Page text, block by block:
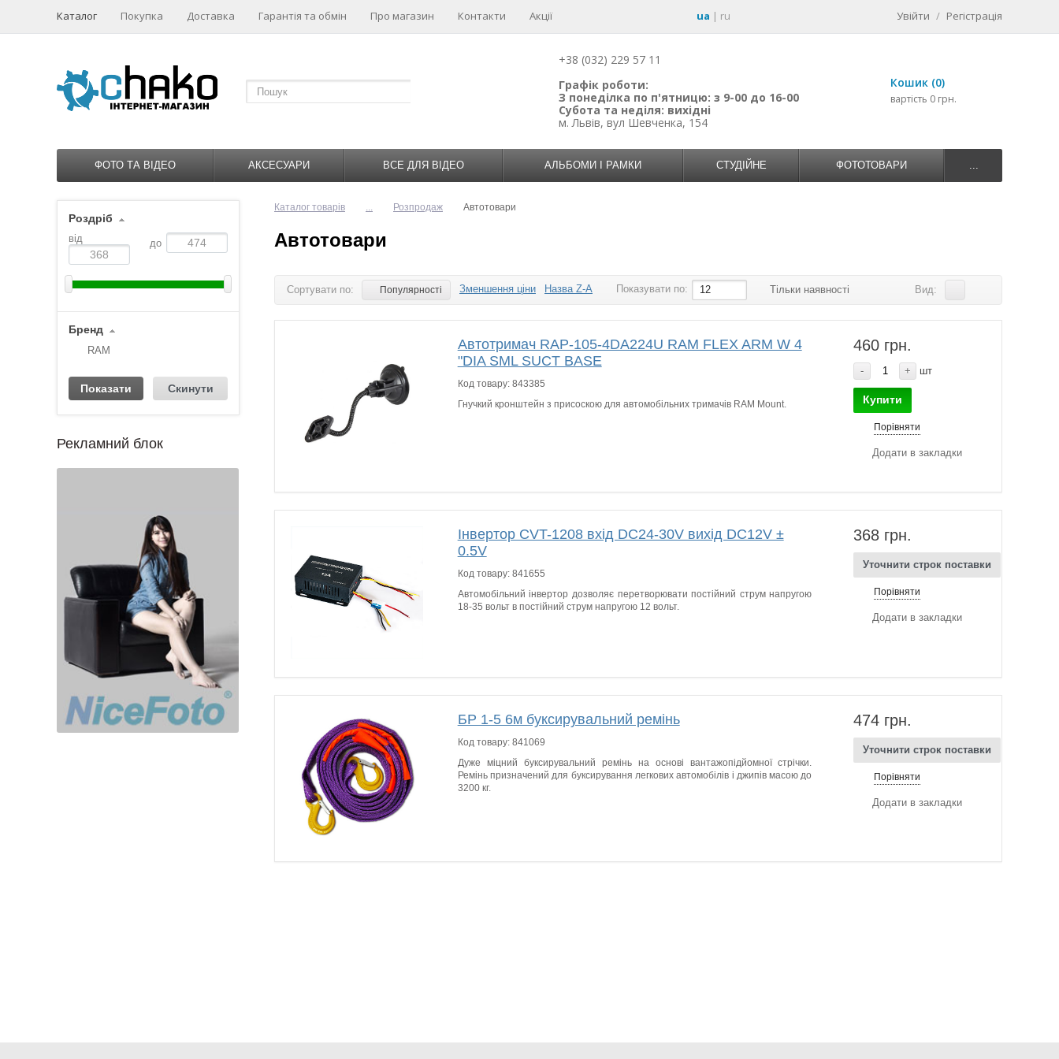
Каталог Покупка Доставка Гарантія та обмін Про магазин Контакти Акції ua | ru Увійти / Регістрація
+38 (032) 229 57 11
Графік роботи:
З понеділка по п'ятницю: з 9-00 до 16-00
Субота та неділя: вихідні
м. Львів, вул Шевченка, 154
Кошик (0)
вартість 0 грн.
ФОТО ТА ВІДЕО АКСЕСУАРИ ВСЕ ДЛЯ ВІДЕО АЛЬБОМИ І РАМКИ СТУДІЙНЕ ФОТОТОВАРИ ...
Роздріб
від до
Бренд
RAM
1 2 3 4
Рекламний блок
Каталог товарів ... Розпродаж Автотовари
Автотовари
Сортувати по: Популярності Зменшення ціни Назва Z-A Показувати по: 12 Тільки наявності Вид:
Автотримач RAP-105-4DA224U RAM FLEX ARM W 4
"DIA SML SUCT BASE
Код товару: 843385
Гнучкий кронштейн з присоскою для автомобільних тримачів RAM Mount.
460 грн.
- + шт
Купити
Порівняти
Додати в закладки
Інвертор CVT-1208 вхід DC24-30V вихід DC12V ±
0.5V
Код товару: 841655
Автомобільний інвертор дозволяє перетворювати постійний струм напругою
18-35 вольт в постійний струм напругою 12 вольт.
368 грн.
Уточнити строк поставки
Порівняти
Додати в закладки
БР 1-5 6м буксирувальний ремінь
Код товару: 841069
Дуже міцний буксирувальний ремінь на основі вантажопідйомної стрічки.
Ремінь призначений для буксирування легкових автомобілів і джипів масою до
3200 кг.
474 грн.
Уточнити строк поставки
Порівняти
Додати в закладки